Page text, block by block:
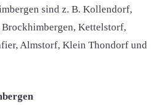
sind z. B. Kollendorf,
Kettelstorf,
Almstorf, Klein Thondorf und